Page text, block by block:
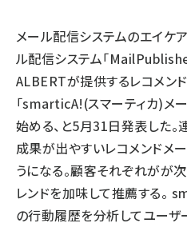
メール配信システムのエイケ
ル配信システム「
ALBERTが提供するレコメン
「smarticA!(スマーティカ)メ
始める、と5月31日発表した。
成果が出やすいレコメンドメ
うになる。顧客それぞれがが
レンドを加味して推薦する。
の行動履歴を分析してユーザ